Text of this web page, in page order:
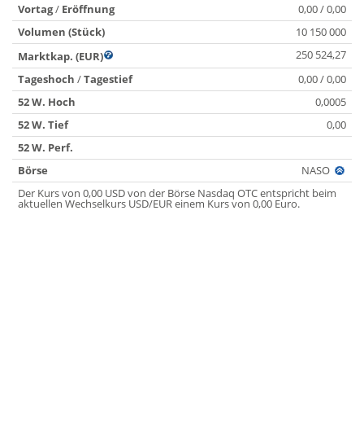
Vortag/ Eröffnung
0,00 / 0,00
Volumen (Stück)
10 150 000
Marktkap. (EUR)
250 524,27
Tageshoch /Tagestief
0,00 / 0,00
52 W. Hoch
0,0005
52 W. Tief
0,00
52 W. Perf.
Börse
NASO
Der Kurs von 0,00 USD von der Börse Nasdaq OTC entspricht beim
aktuellen Wechselkurs USD/EUR einem Kurs von 0,00 Euro.